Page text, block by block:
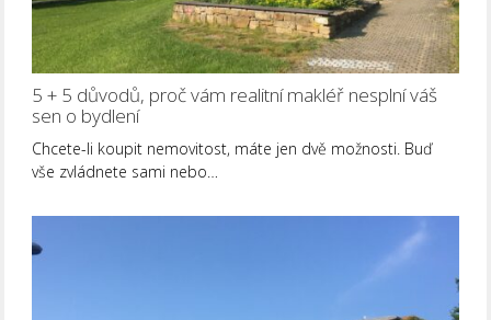
5 + 5 důvodů, proč vám realitní makléř nesplní váš
sen o bydlení
Chcete-li koupit nemovitost, máte jen dvě možnosti. Buď
vše zvládnete sami nebo…